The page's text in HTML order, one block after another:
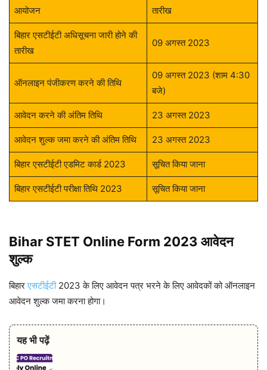
आयोजन तारीख
बिहार एसटीईटी अधिसूचना जारी होने की
तारीख
09 अगस्त 2023
ऑनलाइन पंजीकरण करने की तिथि
09 अगस्त 2023 (शाम 4:30
बजे)
आवेदन करने की अंतिम तिथि 23 अगस्त 2023
आवेदन शुल्क जमा करने की अंतिम तिथि 23 अगस्त 2023
बिहार एसटीईटी एडमिट कार्ड 2023 सूचित किया जाना
बिहार एसटीईटी परीक्षा तिथि 2023 सूचित किया जाना
Bihar STET Online Form 2023 आवेदन
शुल्क
बिहारएसटीईटी2023 के लिए आवेदन पत्र भरने के लिए आवेदकों को ऑनलाइन
आवेदन शुल्क जमा करना होगा।
यह भी पढ़ें